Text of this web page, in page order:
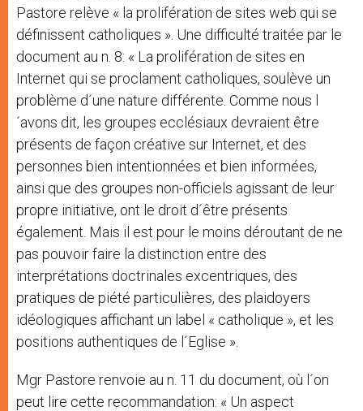
Pastore relève « la prolifération de sites web qui se
définissent catholiques ». Une difficulté traitée par le
document au n. 8: « La prolifération de sites en
Internet qui se proclament catholiques, soulève un
problème d´une nature différente. Comme nous l
´avons dit, les groupes ecclésiaux devraient être
présents de façon créative sur Internet, et des
personnes bien intentionnées et bien informées,
ainsi que des groupes non-officiels agissant de leur
propre initiative, ont le droit d´être présents
également. Mais il est pour le moins déroutant de ne
pas pouvoir faire la distinction entre des
interprétations doctrinales excentriques, des
pratiques de piété particulières, des plaidoyers
idéologiques affichant un label « catholique », et les
positions authentiques de l´Eglise ».
Mgr Pastore renvoie au n. 11 du document, où l´on
peut lire cette recommandation: « Un aspect